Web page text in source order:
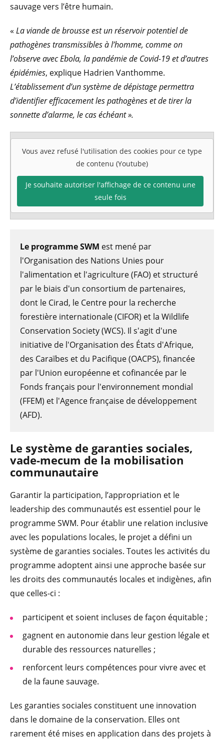
sauvage vers l’être humain.
« La viande de brousse est un réservoir potentiel de
pathogènes transmissibles à l’homme, comme on
l’observe avec Ebola, la pandémie de Covid-19 et d’autres
épidémies, explique Hadrien Vanthomme.
L’établissement d’un système de dépistage permettra
d’identifier efficacement les pathogènes et de tirer la
sonnette d’alarme, le cas échéant ».
Vous avez refusé l'utilisation des cookies pour ce type
de contenu (Youtube)
Je souhaite autoriser l'affichage de ce contenu une
seule fois
Le programme SWM est mené par
l'Organisation des Nations Unies pour
l'alimentation et l'agriculture (FAO) et structuré
par le biais d'un consortium de partenaires,
dont le Cirad, le Centre pour la recherche
forestière internationale (CIFOR) et la Wildlife
Conservation Society (WCS). Il s'agit d'une
initiative de l'Organisation des États d'Afrique,
des Caraïbes et du Pacifique (OACPS), financée
par l'Union européenne et cofinancée par le
Fonds français pour l'environnement mondial
(FFEM) et l'Agence française de développement
(AFD).
Le système de garanties sociales,
vade-mecum de la mobilisation
communautaire
Garantir la participation, l’appropriation et le
leadership des communautés est essentiel pour le
programme SWM. Pour établir une relation inclusive
avec les populations locales, le projet a défini un
système de garanties sociales. Toutes les activités du
programme adoptent ainsi une approche basée sur
les droits des communautés locales et indigènes, afin
que celles-ci :
participent et soient incluses de façon équitable ;
gagnent en autonomie dans leur gestion légale et
durable des ressources naturelles ;
renforcent leurs compétences pour vivre avec et
de la faune sauvage.
Les garanties sociales constituent une innovation
dans le domaine de la conservation. Elles ont
rarement été mises en application dans des projets à